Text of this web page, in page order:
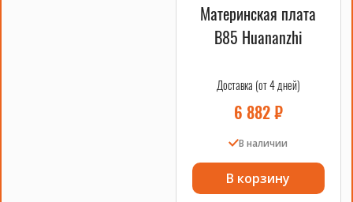
Материнская плата
B85 Huananzhi
Доставка (от 4 дней)
6 882₽
В наличии
В корзину